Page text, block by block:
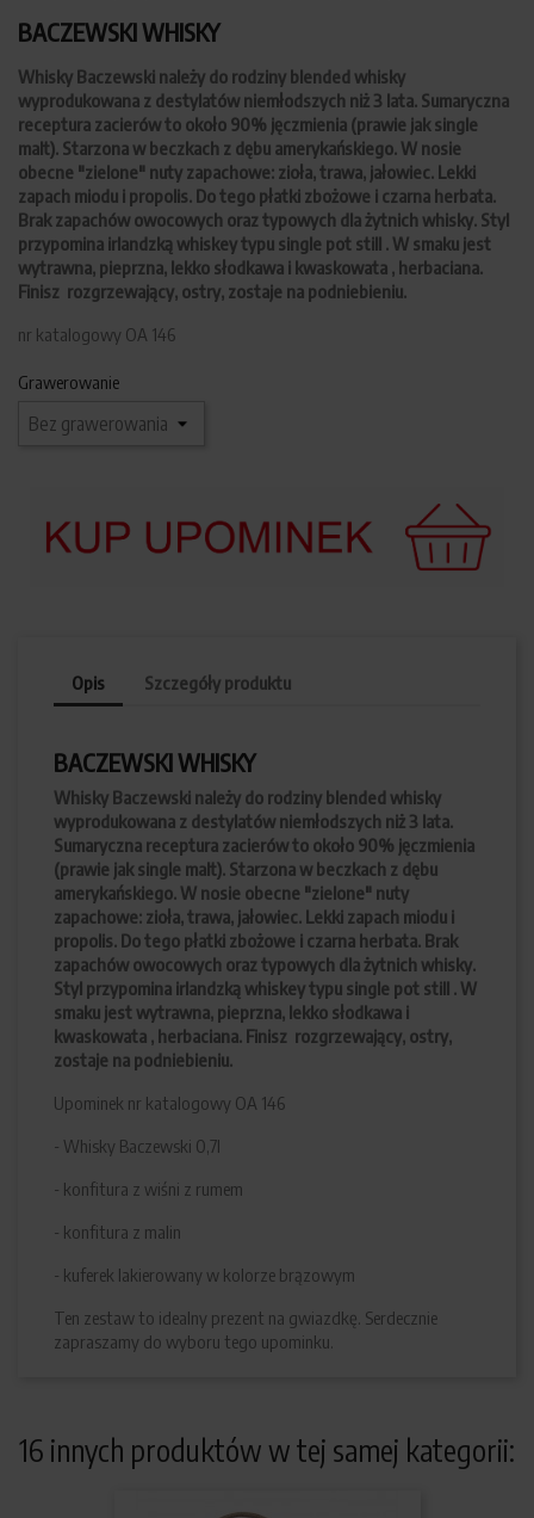
BACZEWSKI WHISKY
Whisky Baczewski należy do rodziny blended whisky
wyprodukowana z destylatów niemłodszych niż 3 lata. Sumaryczna
receptura zacierów to około 90% jęczmienia (prawie jak single
malt). Starzona w beczkach z dębu amerykańskiego. W nosie
obecne "zielone" nuty zapachowe: zioła, trawa, jałowiec. Lekki
zapach miodu i propolis. Do tego płatki zbożowe i czarna herbata.
Brak zapachów owocowych oraz typowych dla żytnich whisky. Styl
przypomina irlandzką whiskey typu single pot still . W smaku jest
wytrawna, pieprzna, lekko słodkawa i kwaskowata , herbaciana.
Finisz rozgrzewający, ostry, zostaje na podniebieniu.
nr katalogowy OA 146
Grawerowanie
Opis Szczegóły produktu
BACZEWSKI WHISKY
Whisky Baczewski należy do rodziny blended whisky
wyprodukowana z destylatów niemłodszych niż 3 lata.
Sumaryczna receptura zacierów to około 90% jęczmienia
(prawie jak single malt). Starzona w beczkach z dębu
amerykańskiego. W nosie obecne "zielone" nuty
zapachowe: zioła, trawa, jałowiec. Lekki zapach miodu i
propolis. Do tego płatki zbożowe i czarna herbata. Brak
zapachów owocowych oraz typowych dla żytnich whisky.
Styl przypomina irlandzką whiskey typu single pot still . W
smaku jest wytrawna, pieprzna, lekko słodkawa i
kwaskowata , herbaciana. Finisz rozgrzewający, ostry,
zostaje na podniebieniu.
Upominek nr katalogowy OA 146
- Whisky Baczewski 0,7l
- konfitura z wiśni z rumem
- konfitura z malin
- kuferek lakierowany w kolorze brązowym
Ten zestaw to idealny prezent na gwiazdkę. Serdecznie
zapraszamy do wyboru tego upominku.
16 innych produktów w tej samej kategorii: